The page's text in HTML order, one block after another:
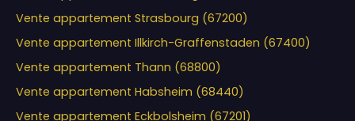
Vente appartement Strasbourg (67200)
Vente appartement Illkirch-Graffenstaden (67400)
Vente appartement Thann (68800)
Vente appartement Habsheim (68440)
Vente appartement Eckbolsheim (67201)